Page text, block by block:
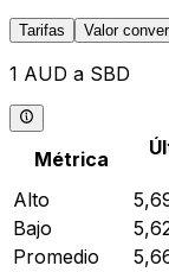
Tarifas Valor
1 AUD a SBD
Métrica
Alto
Bajo
Promedio